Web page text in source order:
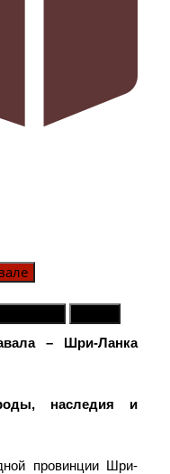
– Шри-Ланка
наследия и
провинции Шри-